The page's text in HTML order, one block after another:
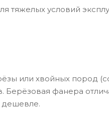
тяжелых условий
или хвойных пород
Берёзовая фанера
дешевле.